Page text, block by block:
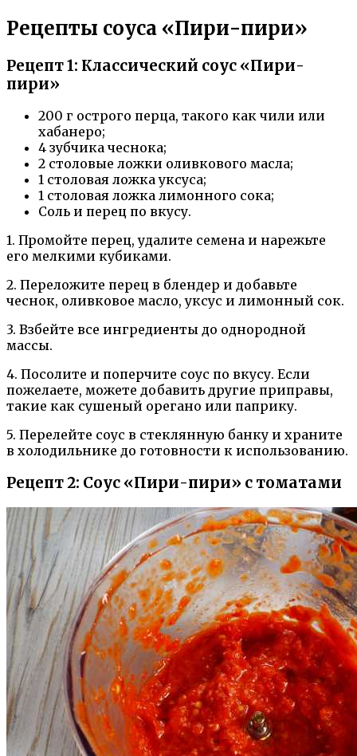
Рецепты соуса «Пири-пири»
Рецепт 1: Классический соус «Пири-
пири»
200 г острого перца, такого как чили или
хабанеро;
4 зубчика чеснока;
2 столовые ложки оливкового масла;
1 столовая ложка уксуса;
1 столовая ложка лимонного сока;
Соль и перец по вкусу.
1. Промойте перец, удалите семена и нарежьте
его мелкими кубиками.
2. Переложите перец в блендер и добавьте
чеснок, оливковое масло, уксус и лимонный сок.
3. Взбейте все ингредиенты до однородной
массы.
4. Посолите и поперчите соус по вкусу. Если
пожелаете, можете добавить другие приправы,
такие как сушеный орегано или паприку.
5. Перелейте соус в стеклянную банку и храните
в холодильнике до готовности к использованию.
Рецепт 2: Соус «Пири-пири» с томатами